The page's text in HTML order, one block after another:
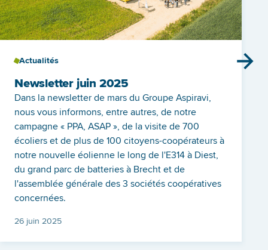
Actualités
Newsletter juin 2025
Dans la newsletter de mars du Groupe Aspiravi,
nous vous informons, entre autres, de notre
campagne « PPA, ASAP », de la visite de 700
écoliers et de plus de 100 citoyens-coopérateurs à
notre nouvelle éolienne le long de l'E314 à Diest,
du grand parc de batteries à Brecht et de
l'assemblée générale des 3 sociétés coopératives
concernées.
Publié le
26 juin 2025